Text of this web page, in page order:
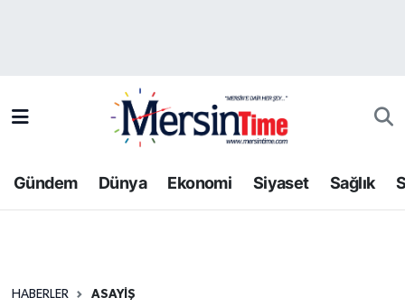
Gündem Dünya Ekonomi Siyaset Sağlık
HABERLER ASAYIŞ
Bilim-Teknoloji
Dünya
Ekonomi
Trafik Durumu
Tüm Manşetler
Haber Arşivi